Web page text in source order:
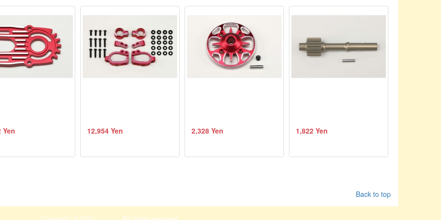
Yen 12,954 Yen 2,328 Yen 1,822 Yen
Back to top